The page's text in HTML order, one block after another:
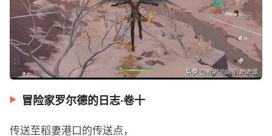
冒险家罗尔德的日志·卷十
传送至稻妻港口的传送点，